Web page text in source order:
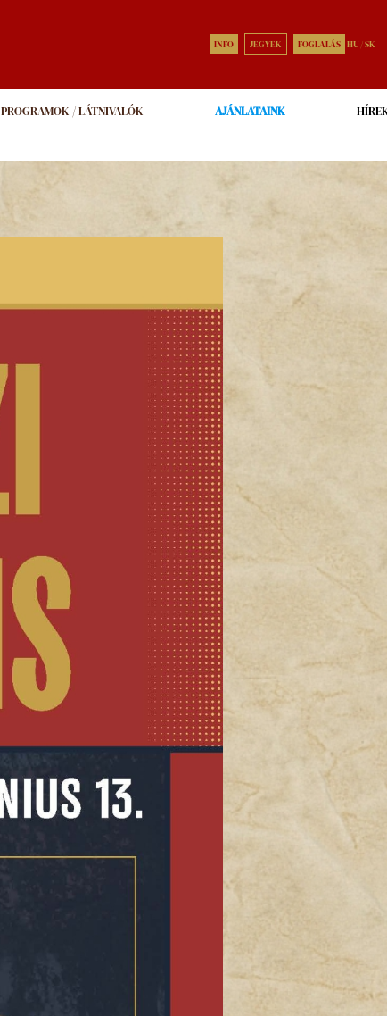
INFO JEGYEK FOGLALÁS HU/SK
PROGRAMOK / LÁTNIVALÓK AJÁNLATAINK